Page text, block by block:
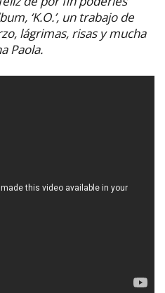
‘K.O.’, un trabajo de
lágrimas, risas y mucha
Paola.